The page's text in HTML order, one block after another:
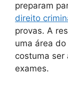
preparam
direito
provas. A
uma área
costuma ser
exames.